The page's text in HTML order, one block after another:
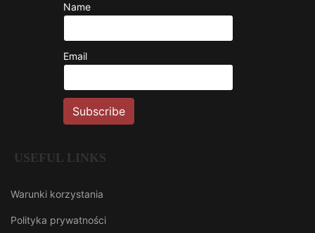
Name
Email
USEFUL LINKS
Warunki korzystania
Polityka prywatności